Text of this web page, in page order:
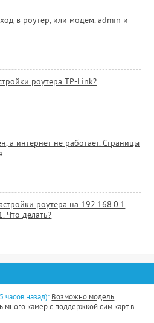
в роутер, или модем. admin и
роутера TP-Link?
а интернет не работает. Страницы
роутера на 192.168.0.1
Что делать?
часов назад): Возможно модель
много камер с поддержкой сим карт в